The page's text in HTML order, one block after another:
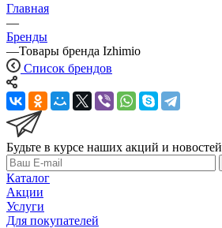
Главная
—
Бренды
—Товары бренда Izhimio
Список брендов
Будьте в курсе наших акций и новостей
Каталог
Акции
Услуги
Для покупателей